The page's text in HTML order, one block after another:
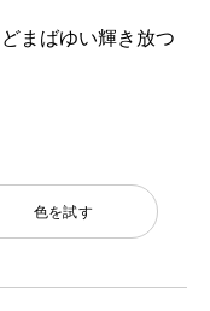
まばゆい輝き放つ
色を試す